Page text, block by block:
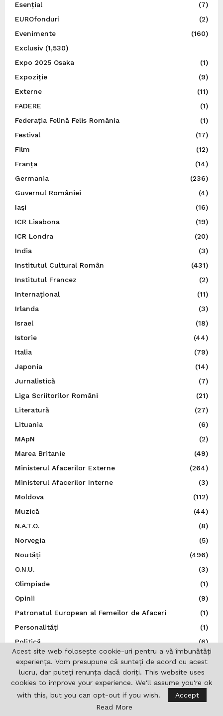
Esențial
(7)
EUROfonduri
(2)
Evenimente
(160)
Exclusiv(1,530)
Expo 2025 Osaka
(1)
Expoziție
(9)
Externe
(11)
FADERE
(1)
Federația Felină Felis România
(1)
Festival
(17)
Film
(12)
Franța
(14)
Germania
(236)
Guvernul României
(4)
Iaşi
(16)
ICR Lisabona
(19)
ICR Londra
(20)
India
(3)
Institutul Cultural Român
(431)
Institutul Francez
(2)
Internațional
(11)
Irlanda
(3)
Israel
(18)
Istorie
(44)
Italia
(79)
Japonia
(14)
Jurnalistică
(7)
Liga Scriitorilor Români
(21)
Literatură
(27)
Lituania
(6)
MApN
(2)
Marea Britanie
(49)
Ministerul Afacerilor Externe
(264)
Ministerul Afacerilor Interne
(3)
Moldova
(112)
Muzică
(44)
N.A.T.O.
(8)
Norvegia
(5)
Noutăți
(496)
O.N.U.
(3)
Olimpiade
(1)
Opinii
(9)
Patronatul European al Femeilor de Afaceri
(1)
Personalități
(1)
Politică
(6)
Polonia
(22)
Portugalia
(1)
Post Catolic
(1)
Post Ortodox
(3)
Acest site web folosește cookie-uri pentru a vă îmbunătăți
experiența. Vom presupune că sunteți de acord cu acest
lucru, dar puteți renunța dacă doriți. This website uses
cookies to improve your experience. We'll assume you're ok
with this, but you can opt-out if you wish.
Accept
Read More